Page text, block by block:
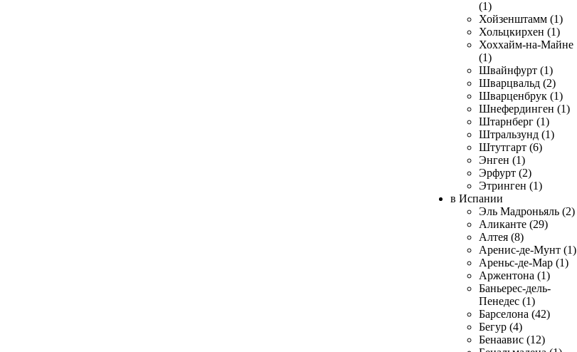
(1)
Хойзенштамм (1)
Хольцкирхен (1)
Хоххайм-на-Майне
(1)
Швайнфурт (1)
Шварцвальд (2)
Шварценбрук (1)
Шнефердинген (1)
Штарнберг (1)
Штральзунд (1)
Штутгарт (6)
Энген (1)
Эрфурт (2)
Этринген (1)
в Испании
Эль Мадроньяль (2)
Аликанте (29)
Алтея (8)
Аренис-де-Мунт (1)
Ареньс-де-Мар (1)
Аржентона (1)
Баньерес-дель-
Пенедес (1)
Барселона (42)
Бегур (4)
Бенаавис (12)